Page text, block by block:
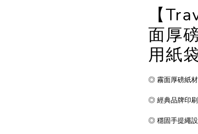
【
面厚
用紙
◎ 霧面厚磅紙
◎ 經典品牌印
◎ 穩固手提繩